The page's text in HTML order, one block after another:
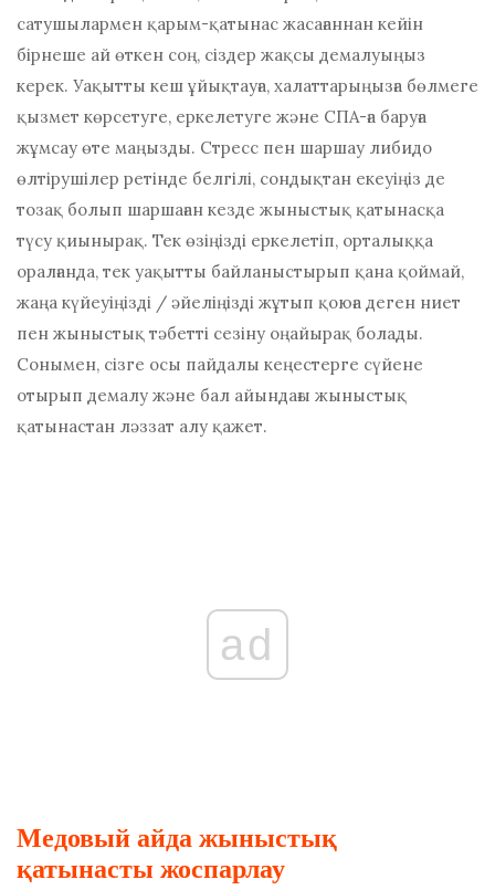
сатушылармен қарым-қатынас жасағаннан кейін
бірнеше ай өткен соң, сіздер жақсы демалуыңыз
керек. Уақытты кеш ұйықтауға, халаттарыңызға бөлмеге
қызмет көрсетуге, еркелетуге және СПА-ға баруға
жұмсау өте маңызды. Стресс пен шаршау либидо
өлтірушілер ретінде белгілі, сондықтан екеуіңіз де
тозақ болып шаршаған кезде жыныстық қатынасқа
түсу қиынырақ. Тек өзіңізді еркелетіп, орталыққа
оралғанда, тек уақытты байланыстырып қана қоймай,
жаңа күйеуіңізді / әйеліңізді жұтып қоюға деген ниет
пен жыныстық тәбетті сезіну оңайырақ болады.
Сонымен, сізге осы пайдалы кеңестерге сүйене
отырып демалу және бал айындағы жыныстық
қатынастан ләззат алу қажет.
ad
Медовый айда жыныстық
қатынасты жоспарлау